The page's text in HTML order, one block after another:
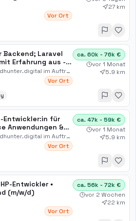
Vor Ort
27 km
Backend; Laravel​
Erfahrung aus -
Ilias Vassiliou & Team headhunter.digital im Auftrag
Vor Ort
ca. 60k - 76k €
vor 1 Monat
5.9 km
Entwickler:in für
Anwendungen &
Ilias Vassiliou & Team headhunter.digital im Auftrag
Vor Ort
ca. 47k - 59k €
vor 1 Monat
5.9 km
Entwickler •
(m/w/d)
Vor Ort
ca. 56k - 72k €
vor 2 Wochen
22 km